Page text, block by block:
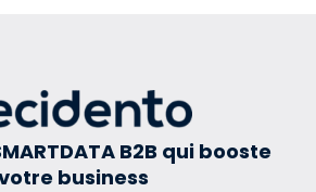
B2B qui booste
business